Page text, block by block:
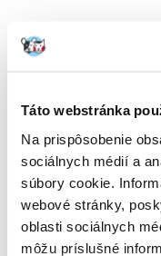
Táto webstránka
Na prispôsobenie
sociálnych médií a
súbory cookie.
webové stránky,
oblasti sociálnych
môžu príslušné
Exkluzívne na mieru
Chihuahua Puppy je
preto sa vášmu šteňaťu
a vybrané chute týchto
tohto krmiva, ktorá